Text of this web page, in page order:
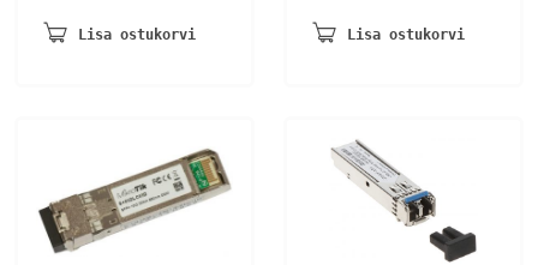
oli:
on:
Lisa ostukorvi Lisa ostukorvi